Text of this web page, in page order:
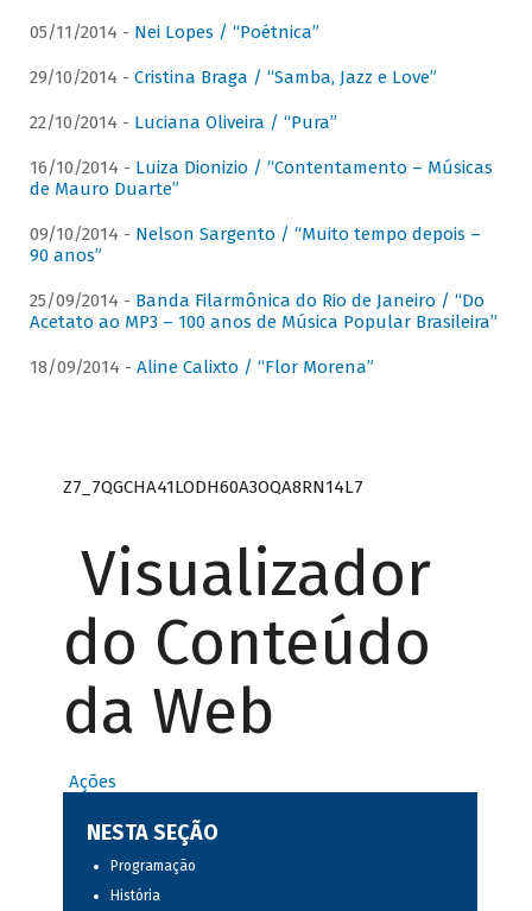
05/11/2014 - Nei Lopes / “Poétnica”
29/10/2014 - Cristina Braga / “Samba, Jazz e Love”
22/10/2014 - Luciana Oliveira / “Pura”
16/10/2014 - Luiza Dionizio / “Contentamento – Músicas
de Mauro Duarte”
09/10/2014 - Nelson Sargento / “Muito tempo depois –
90 anos”
25/09/2014 - Banda Filarmônica do Rio de Janeiro / “Do
Acetato ao MP3 – 100 anos de Música Popular Brasileira”
18/09/2014 - Aline Calixto / “Flor Morena”
Z7_7QGCHA41LODH60A3OQA8RN14L7
Visualizador
do Conteúdo
da Web
Ações
NESTA SEÇÃO
Programação
História